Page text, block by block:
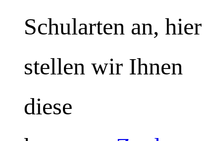
Schularten an, hier
stellen wir Ihnen
diese